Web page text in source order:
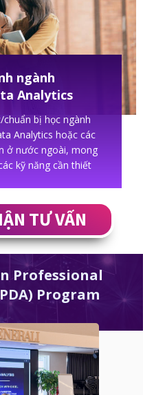
TƯ VẤN
ngành
Analytics
bị học ngành
Analytics hoặc các
ở nước ngoài, mong
kỹ năng cần thiết
Professional
Program